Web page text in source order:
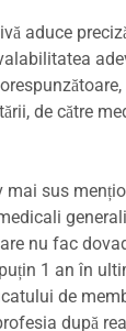
aduce
de către
mai sus
nu fac
1 an în
de
după